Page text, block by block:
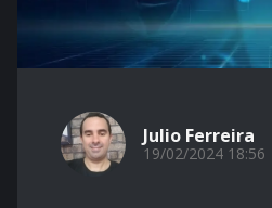
Julio Ferreira
19/02/2024 18:56